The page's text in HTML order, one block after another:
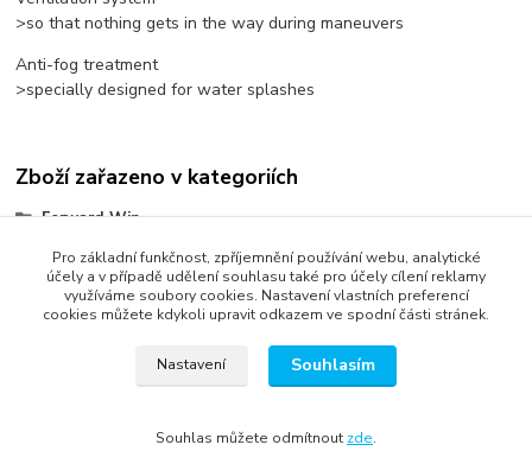
>so that nothing gets in the way during maneuvers
Anti-fog treatment
>specially designed for water splashes
Zboží zařazeno v kategoriích
Forward Wip
Ostatní
Pro základní funkčnost, zpříjemnění používání webu, analytické
účely a v případě udělení souhlasu také pro účely cílení reklamy
využíváme soubory cookies. Nastavení vlastních preferencí
cookies můžete kdykoli upravit odkazem ve spodní části stránek.
Nastavení Souhlasím
Souhlas můžete odmítnout zde.